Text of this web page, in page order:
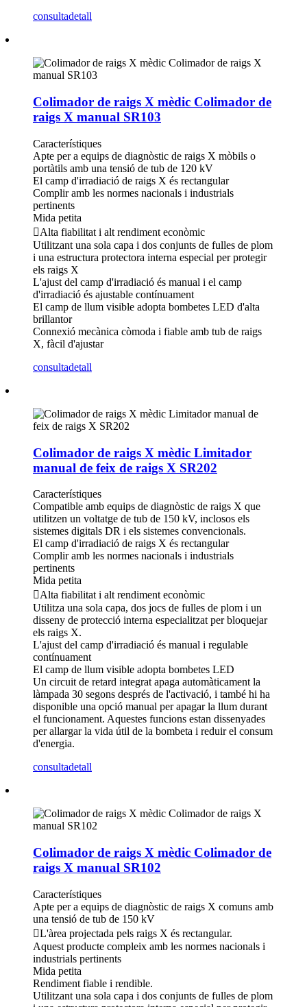
consultadetall
Colimador de raigs X mèdic Colimador de
raigs X manual SR103
Característiques
Apte per a equips de diagnòstic de raigs X mòbils o
portàtils amb una tensió de tub de 120 kV
El camp d'irradiació de raigs X és rectangular
Complir amb les normes nacionals i industrials
pertinents
Mida petita
Alta fiabilitat i alt rendiment econòmic
Utilitzant una sola capa i dos conjunts de fulles de plom
i una estructura protectora interna especial per protegir
els raigs X
L'ajust del camp d'irradiació és manual i el camp
d'irradiació és ajustable contínuament
El camp de llum visible adopta bombetes LED d'alta
brillantor
Connexió mecànica còmoda i fiable amb tub de raigs
X, fàcil d'ajustar
consultadetall
Colimador de raigs X mèdic Limitador
manual de feix de raigs X SR202
Característiques
Compatible amb equips de diagnòstic de raigs X que
utilitzen un voltatge de tub de 150 kV, inclosos els
sistemes digitals DR i els sistemes convencionals.
El camp d'irradiació de raigs X és rectangular
Complir amb les normes nacionals i industrials
pertinents
Mida petita
Alta fiabilitat i alt rendiment econòmic
Utilitza una sola capa, dos jocs de fulles de plom i un
disseny de protecció interna especialitzat per bloquejar
els raigs X.
L'ajust del camp d'irradiació és manual i regulable
contínuament
El camp de llum visible adopta bombetes LED
Un circuit de retard integrat apaga automàticament la
làmpada 30 segons després de l'activació, i també hi ha
disponible una opció manual per apagar la llum durant
el funcionament. Aquestes funcions estan dissenyades
per allargar la vida útil de la bombeta i reduir el consum
d'energia.
consultadetall
Colimador de raigs X mèdic Colimador de
raigs X manual SR102
Característiques
Apte per a equips de diagnòstic de raigs X comuns amb
una tensió de tub de 150 kV
L'àrea projectada pels raigs X és rectangular.
Aquest producte compleix amb les normes nacionals i
industrials pertinents
Mida petita
Rendiment fiable i rendible.
Utilitzant una sola capa i dos conjunts de fulles de plom